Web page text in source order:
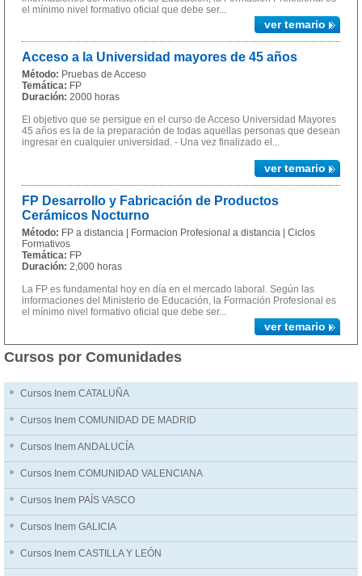
el mínimo nivel formativo oficial que debe ser...
ver temario
Acceso a la Universidad mayores de 45 años
Método: Pruebas de Acceso
Temática: FP
Duración: 2000 horas
El objetivo que se persigue en el curso de Acceso Universidad Mayores
45 años es la de la preparación de todas aquellas personas que desean
ingresar en cualquier universidad. - Una vez finalizado el...
ver temario
FP Desarrollo y Fabricación de Productos
Cerámicos Nocturno
Método: FP a distancia | Formacion Profesional a distancia | Ciclos
Formativos
Temática: FP
Duración: 2,000 horas
La FP es fundamental hoy en día en el mercado laboral. Según las
informaciones del Ministerio de Educación, la Formación Profesional es
el mínimo nivel formativo oficial que debe ser...
ver temario
Cursos por Comunidades
Cursos Inem CATALUÑA
Cursos Inem COMUNIDAD DE MADRID
Cursos Inem ANDALUCÍA
Cursos Inem COMUNIDAD VALENCIANA
Cursos Inem PAÍS VASCO
Cursos Inem GALICIA
Cursos Inem CASTILLA Y LEÓN